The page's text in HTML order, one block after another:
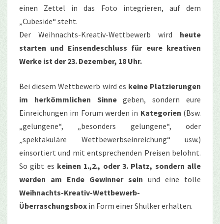
einen Zettel in das Foto integrieren, auf dem
„Cubeside“ steht.
Der Weihnachts-Kreativ-Wettbewerb wird heute
starten und Einsendeschluss für eure kreativen
Werke ist der 23. Dezember, 18 Uhr.
Bei diesem Wettbewerb wird es keine Platzierungen
im herkömmlichen Sinnegeben, sondern eure
Einreichungen im Forum werden in Kategorien (Bsw.
„gelungene“, „besonders gelungene“, oder
„spektakuläre Wettbewerbseinreichung“ usw.)
einsortiert und mit entsprechenden Preisen belohnt.
So gibt es keinen 1.,2., oder 3. Platz, sondern alle
werden am Ende Gewinner sein und eine tolle
Weihnachts-Kreativ-Wettbewerb-
Überraschungsbox in Form einer Shulker erhalten.